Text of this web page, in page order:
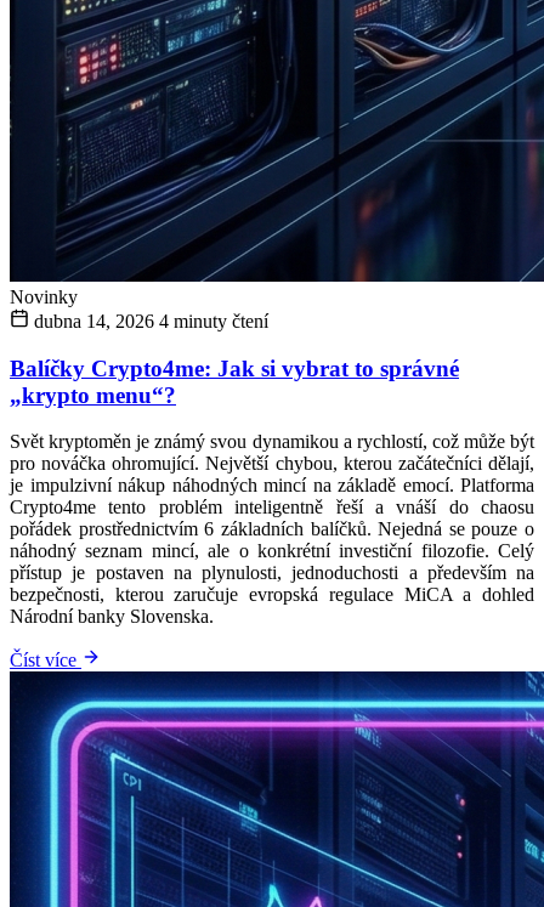
Novinky
dubna 14, 2026 4 minuty čtení
Balíčky Crypto4me: Jak si vybrat to správné
„krypto menu“?
Svět kryptoměn je známý svou dynamikou a rychlostí, což může být
pro nováčka ohromující. Největší chybou, kterou začátečníci dělají,
je impulzivní nákup náhodných mincí na základě emocí. Platforma
Crypto4me tento problém inteligentně řeší a vnáší do chaosu
pořádek prostřednictvím 6 základních balíčků. Nejedná se pouze o
náhodný seznam mincí, ale o konkrétní investiční filozofie. Celý
přístup je postaven na plynulosti, jednoduchosti a především na
bezpečnosti, kterou zaručuje evropská regulace MiCA a dohled
Národní banky Slovenska.
Číst více